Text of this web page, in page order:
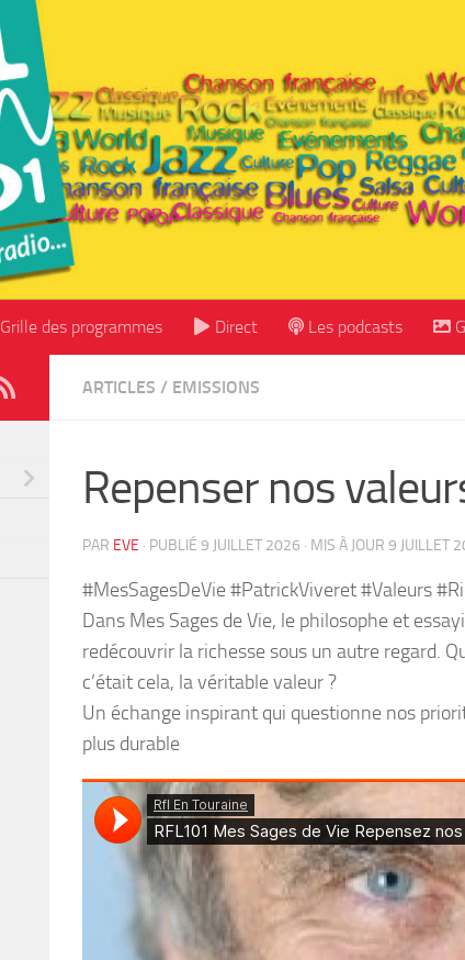
Grille des programmes Direct Les podcasts
ARTICLES / EMISSIONS
Repenser nos
PAR EVE · PUBLIÉ 9 JUILLET 2026 · MIS À JOUR 9 JUILLET
#MesSagesDeVie #PatrickViveret #Valeurs
Dans Mes Sages de Vie, le philosophe et
redécouvrir la richesse sous un autre regard.
c’était cela, la véritable valeur ?
Un échange inspirant qui questionne nos
plus durable